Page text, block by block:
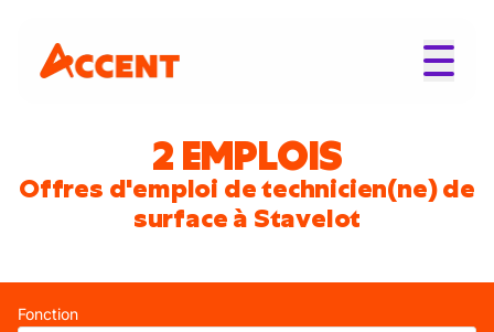
2 EMPLOIS
Offres d'emploi de technicien(ne) de
surface à Stavelot
Fonction